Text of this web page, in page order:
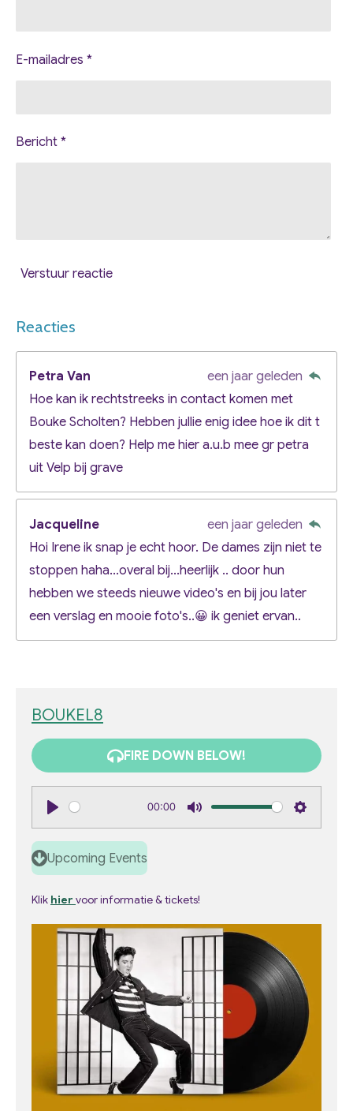
E-mailadres *
Bericht *
Verstuur reactie
Reacties
Petra Van
een jaar geleden
Hoe kan ik rechtstreeks in contact komen met
Bouke Scholten? Hebben jullie enig idee hoe ik dit t
beste kan doen? Help me hier a.u.b mee gr petra
uit Velp bij grave
Jacqueline
een jaar geleden
Hoi Irene ik snap je echt hoor. De dames zijn niet te
stoppen haha...overal bij...heerlijk .. door hun
hebben we steeds nieuwe video's en bij jou later
een verslag en mooie foto's..😀 ik geniet ervan..
BOUKEL8
FIRE DOWN BELOW!
P
l
a
00:00
M
S
s
Upcoming Events
Klik hier voor informatie & tickets!